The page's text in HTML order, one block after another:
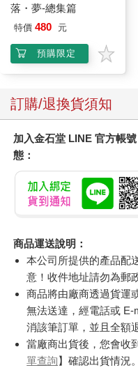
落・夢-總集篇
特價 480 元
預購限定
訂購/退換貨須知
加入金石堂 LINE 官方帳
態：
商品運送說明：
本公司所提供的產品配
意！收件地址請勿為郵
商品將由廠商透過貨運
無法送達，經電話或 E-
消該筆訂單，並且全額
當廠商出貨後，您會收
單查詢】確認出貨情況。